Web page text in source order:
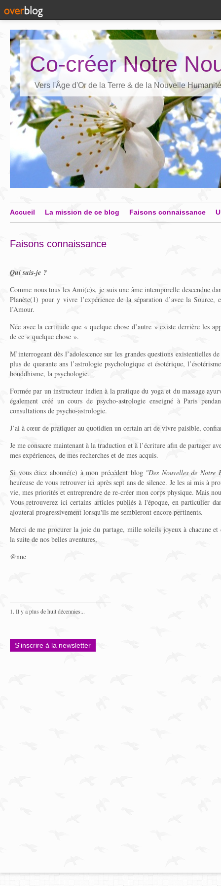
Co-créer Notre
Vers l'Âge d'Or de la Terre & de la Nouvelle Humanité
Accueil La mission de ce blog Faisons connaissance
Faisons connaissance
Qui suis-je ?
Comme nous tous les Ami(e)s, je suis une âme intemporelle descendue
Planète(1) pour y vivre l’expérience de la séparation d’avec la
l’Amour.
Née avec la certitude que « quelque chose d’autre » existe derrière les
de ce « quelque chose ».
M’interrogeant dès l’adolescence sur les grandes questions existentielles
plus de quarante ans l’astrologie psychologique et ésotérique,
bouddhisme, la psychologie.
Formée par un instructeur indien à la pratique du yoga et du massage
également créé un cours de psycho-astrologie enseigné à Paris
consultations de psycho-astrologie.
J’ai à cœur de pratiquer au quotidien un certain art de vivre paisible,
Je me consacre maintenant à la traduction et à l’écriture afin de partager
mes expériences, de mes recherches et de mes acquis.
Si vous étiez abonné(e) à mon précédent blog "Des Nouvelles de Notre
heureuse de vous retrouver ici après sept ans de silence. Je les ai mis à
vie, mes priorités et entreprendre de re-créer mon corps physique. Mais
Vous retrouverez ici certains articles publiés à l'époque, en particulier
ajouterai progressivement lorsqu'ils me sembleront encore pertinents.
Merci de me procurer la joie du partage, mille soleils joyeux à chacune
la suite de nos belles aventures,
@nne
1. Il y a plus de huit décennies...
S'inscrire à la newsletter